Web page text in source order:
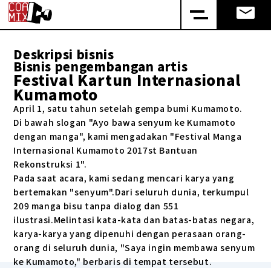
Deskripsi bisnis
Bisnis pengembangan artis
Festival Kartun Internasional
Kumamoto
April 1, satu tahun setelah gempa bumi Kumamoto.
Di bawah slogan "Ayo bawa senyum ke Kumamoto
dengan manga", kami mengadakan "Festival Manga
Internasional Kumamoto 2017st Bantuan
Rekonstruksi 1".
Pada saat acara, kami sedang mencari karya yang
bertemakan "senyum".Dari seluruh dunia, terkumpul
209 manga bisu tanpa dialog dan 551
ilustrasi.Melintasi kata-kata dan batas-batas negara,
karya-karya yang dipenuhi dengan perasaan orang-
orang di seluruh dunia, "Saya ingin membawa senyum
ke Kumamoto," berbaris di tempat tersebut.